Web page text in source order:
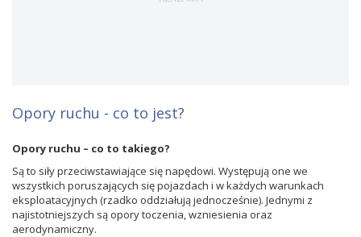
Opory ruchu - co to jest?
Opory ruchu – co to takiego?
Są to siły przeciwstawiające się napędowi. Występują one we
wszystkich poruszających się pojazdach i w każdych warunkach
eksploatacyjnych (rzadko oddziałują jednocześnie). Jednymi z
najistotniejszych są opory toczenia, wzniesienia oraz
aerodynamiczny.